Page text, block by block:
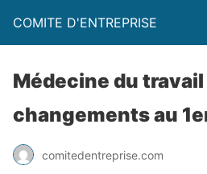
COMITE D'ENTREPRISE
Médecine du travail
changements au
comitedentreprise.com